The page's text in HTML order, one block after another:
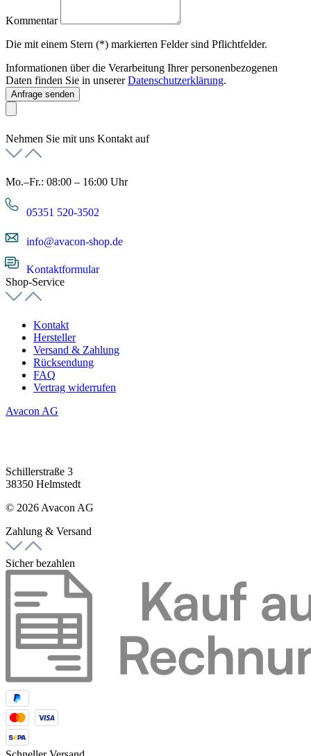
Kommentar
Die mit einem Stern (*) markierten Felder sind Pflichtfelder.
Informationen über die Verarbeitung Ihrer personenbezogenen
Daten finden Sie in unsererDatenschutzerklärung.
Anfrage senden
Nehmen Sie mit uns Kontakt auf
Mo.–Fr.: 08:00 – 16:00 Uhr
05351 520-3502
info@avacon-shop.de
Kontaktformular
Shop-Service
Kontakt
Hersteller
Versand & Zahlung
Rücksendung
FAQ
Vertrag widerrufen
Avacon AG
Schillerstraße 3
38350 Helmstedt
© 2026 Avacon AG
Zahlung & Versand
Sicher bezahlen